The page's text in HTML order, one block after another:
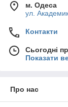
м. Одеса
ул.
Контакти
Сьогодні
Показати
Про нас